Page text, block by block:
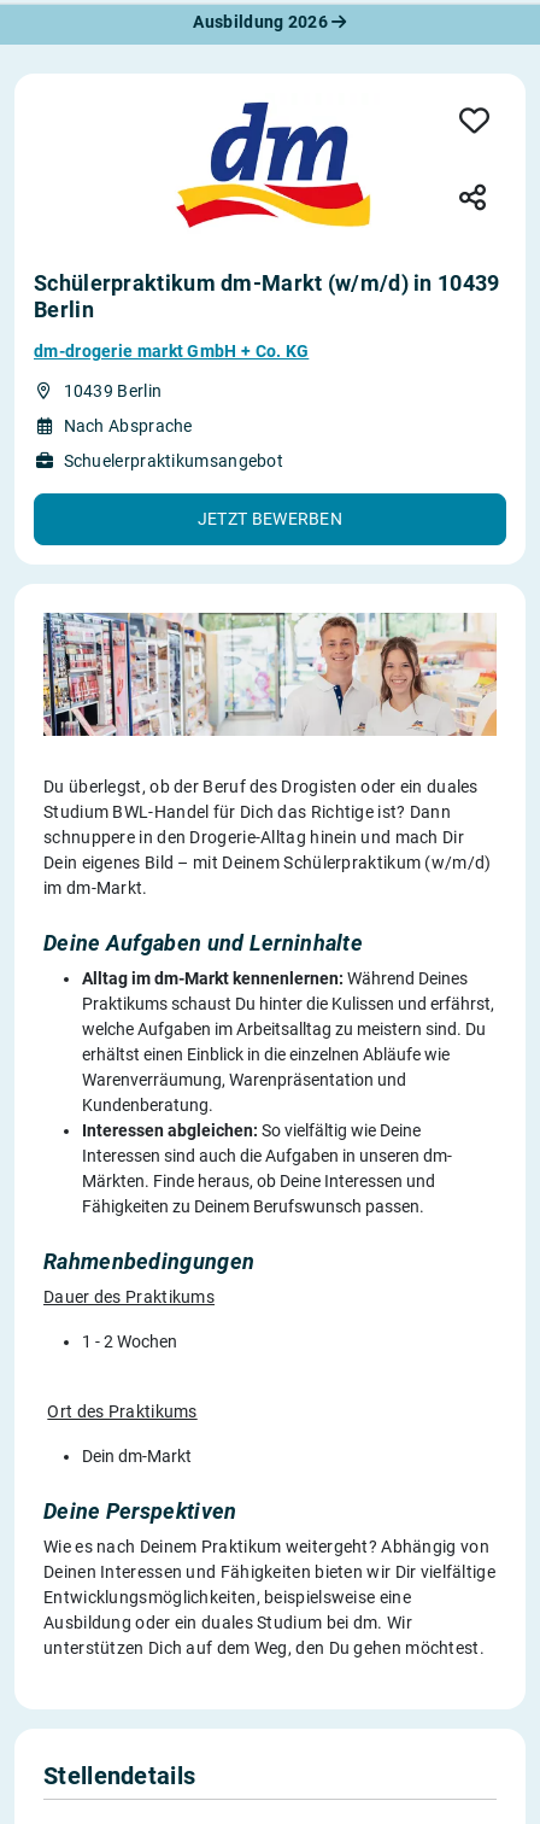
Ausbildung 2026
Schülerpraktikum dm-Markt (w/m/d) in 10439
Berlin
dm-drogerie markt GmbH + Co. KG
10439 Berlin
Nach Absprache
Schuelerpraktikumsangebot
JETZT BEWERBEN
Du überlegst, ob der Beruf des Drogisten oder ein duales
Studium BWL-Handel für Dich das Richtige ist? Dann
schnuppere in den Drogerie-Alltag hinein und mach Dir
Dein eigenes Bild – mit Deinem Schülerpraktikum (w/m/d)
im dm-Markt.
Deine Aufgaben und Lerninhalte
Alltag im dm-Markt kennenlernen: Während Deines
Praktikums schaust Du hinter die Kulissen und erfährst,
welche Aufgaben im Arbeitsalltag zu meistern sind. Du
erhältst einen Einblick in die einzelnen Abläufe wie
Warenverräumung, Warenpräsentation und
Kundenberatung.
Interessen abgleichen: So vielfältig wie Deine
Interessen sind auch die Aufgaben in unseren dm-
Märkten. Finde heraus, ob Deine Interessen und
Fähigkeiten zu Deinem Berufswunsch passen.
Rahmenbedingungen
Dauer des Praktikums
1 - 2 Wochen
Ort des Praktikums
Dein dm-Markt
Deine Perspektiven
Wie es nach Deinem Praktikum weitergeht? Abhängig von
Deinen Interessen und Fähigkeiten bieten wir Dir vielfältige
Entwicklungsmöglichkeiten, beispielsweise eine
Ausbildung oder ein duales Studium bei dm. Wir
unterstützen Dich auf dem Weg, den Du gehen möchtest.
Stellendetails